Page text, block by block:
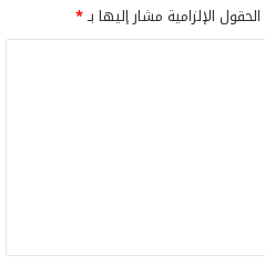
الحقول الإلزامية مشار إليها بـ*